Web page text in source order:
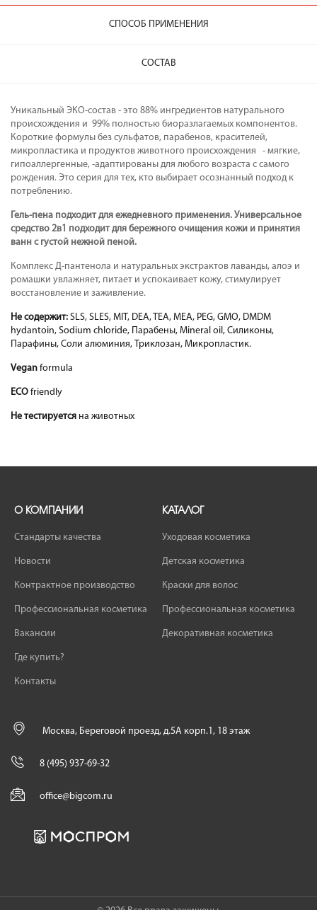
СПОСОБ ПРИМЕНЕНИЯ
СОСТАВ
Уникальный ЭКО-состав - это 88% ингредиентов натурального
происхождения и 99% полностью биоразлагаемых компонентов.
Короткие формулы без сульфатов, парабенов, красителей,
микропластика и продуктов животного происхождения - мягкие,
гипоаллергенные, -адаптированы для любого возраста с самого
рождения. Это серия для тех, кто выбирает осознанный подход к
потреблению.
Гель-пена подходит для ежедневного применения. Универсальное
средство 2в1 подходит для бережного очищения кожи и принятия
ванн с густой нежной пеной.
Комплекс Д-пантенола и натуральных экстрактов лаванды, алоэ и
ромашки увлажняет, питает и успокаивает кожу, стимулирует
восстановление и заживление.
Не содержит: SLS, SLES, MIT, DEA, TEA, MEA, PEG, GMO, DMDM
hydantoin, Sodium chloride, Парабены, Mineral oil, Силиконы,
Парафины, Соли алюминия, Триклозан, Микропластик.
Vegan formula
ECO friendly
Не тестируется на животных
О КОМПАНИИ
Стандарты качества
Новости
Контрактное производство
Профессиональная косметика
Вакансии
Где купить?
Контакты
КАТАЛОГ
Уходовая косметика
Детская косметика
Краски для волос
Профессиональная косметика
Декоративная косметика
Москва, Береговой проезд, д.5А корп.1, 18 этаж
8 (495) 937-69-32
office@bigcom.ru